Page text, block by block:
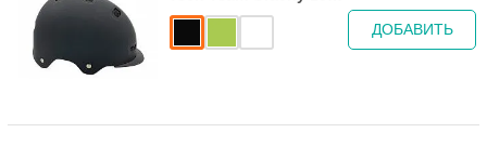
Black
ДОБАВИТЬ